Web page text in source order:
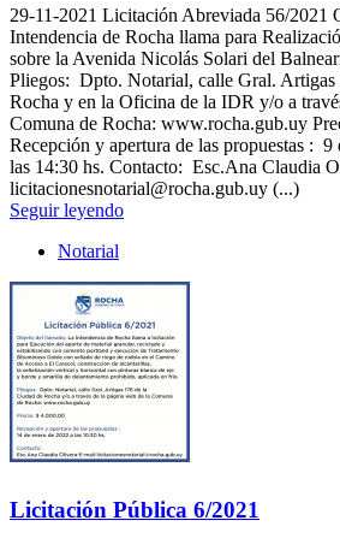
29-11-2021 Licitación Abreviada 56/2021
Intendencia de Rocha llama para
sobre la Avenida Nicolás Solari del
Pliegos: Dpto. Notarial, calle Gral. Artigas
Rocha y en la Oficina de la IDR y/o a
Comuna de Rocha: www.rocha.gub.uy
Recepción y apertura de las propuestas : 9
las 14:30 hs. Contacto: Esc.Ana Claudia
licitacionesnotarial@rocha.gub.uy (...)
Seguir leyendo
Notarial
Licitación Pública 6/2021